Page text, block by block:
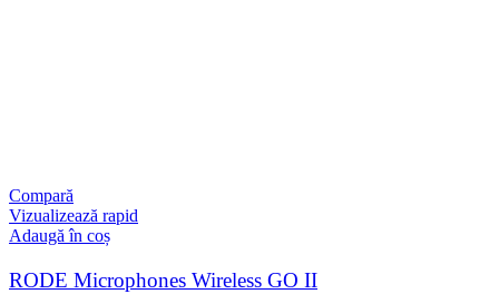
Compară
Vizualizează rapid
Adaugă în coș
RODE Microphones Wireless GO II